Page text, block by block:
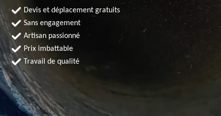
Devis et déplacement gratuits
Sans engagement
Artisan passionné
Prix imbattable
Travail de qualité